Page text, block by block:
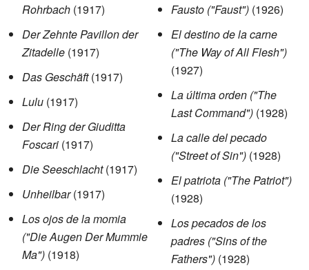
Rohrbach (1917)
Der Zehnte Pavillon der
Zitadelle (1917)
Das Geschäft(1917)
Lulu (1917)
Der Ring der Giuditta
Foscari (1917)
Die Seeschlacht(1917)
Unheilbar(1917)
Los ojos de la momia
("Die Augen Der Mummie
Ma") (1918)
Fausto ("Faust") (1926)
El destino de la carne
("The Way of All Flesh")
(1927)
La última orden ("The
Last Command") (1928)
La calle del pecado
("Street of Sin") (1928)
El patriota ("The Patriot")
(1928)
Los pecados de los
padres ("Sins of the
Fathers") (1928)